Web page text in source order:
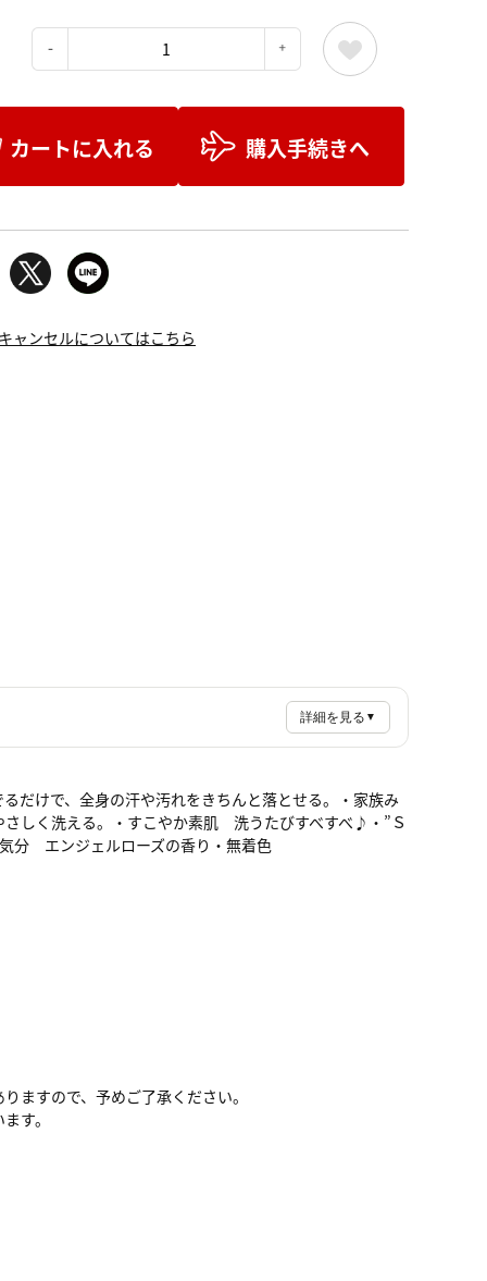
カートに入れる 購入手続きへ
ャンセルについてはこちら
詳細を見る ▼
だけで、全身の汗や汚れをきちんと落とせる。・家族み
しく洗える。・すこやか素肌 洗うたびすべすべ♪・”Ｓ
分 エンジェルローズの香り・無着色
ますので、予めご了承ください。
す。